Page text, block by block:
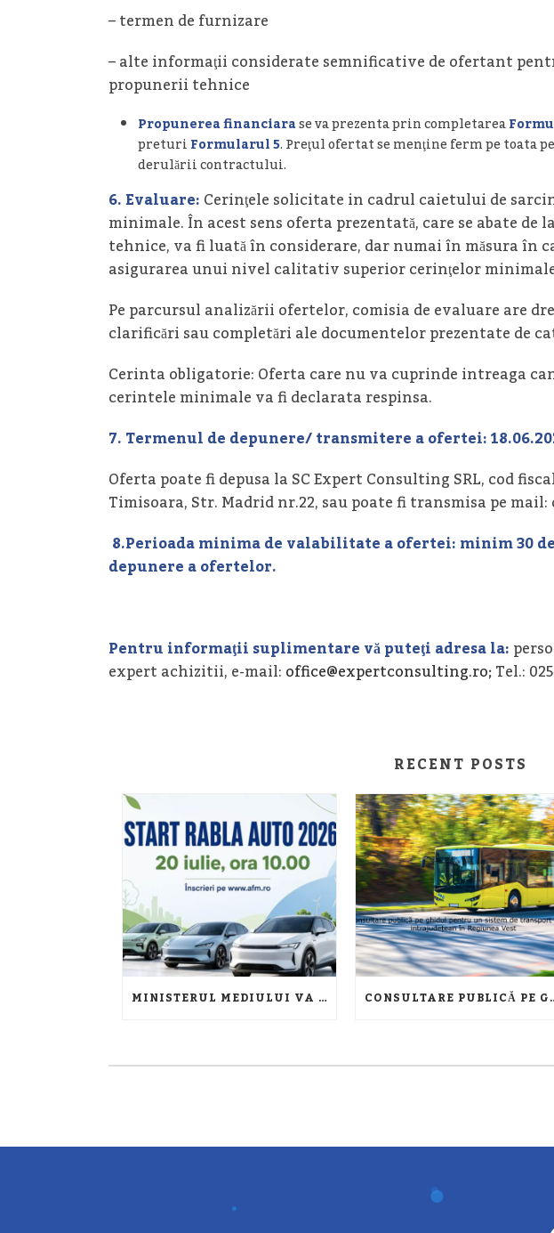
– termen de furnizare
– alte informaţii considerate semnificative de ofertant
propunerii tehnice
Propunerea financiarase va prezenta prin completarea
preturiFormularul 5. Preţul ofertat se menţine ferm pe toata
derulării contractului.
6.Evaluare:Cerinţele solicitate in cadrul caietului de
minimale. În acest sens oferta prezentată, care se abate
tehnice, va fi luată în considerare, dar numai în măsura în
asigurarea unui nivel calitativ superior cerinţelor
Pe parcursul analizării ofertelor, comisia de evaluare are
clarificări sau completări ale documentelor prezentate de
Cerinta obligatorie: Oferta care nu va cuprinde intreaga
cerintele minimale va fi declarata respinsa.
7.Termenul de depunere/ transmitere a ofertei:
Oferta poate fi depusa la SC Expert Consulting SRL, cod
Timisoara, Str. Madrid nr.22, sau poate fi transmisa pe
8.Perioada minima de valabilitate a ofertei:minim 30
depunere a ofertelor.
Pentru informaţii suplimentare vă puteţi adresa la:
expert achizitii, e-mail:office@expertconsulting.ro; Tel.:
RECENT POSTS
MINISTERUL MEDIULUI VA LANSA PROGRAMUL RABLA 2026 ÎN CONDIȚII SIMILARE CU CELE DIN SESIUNEA DIN 2025 DESTINATĂ PERSOANELOR FIZICE CONSULTARE PUBLICĂ PE GHIDUL